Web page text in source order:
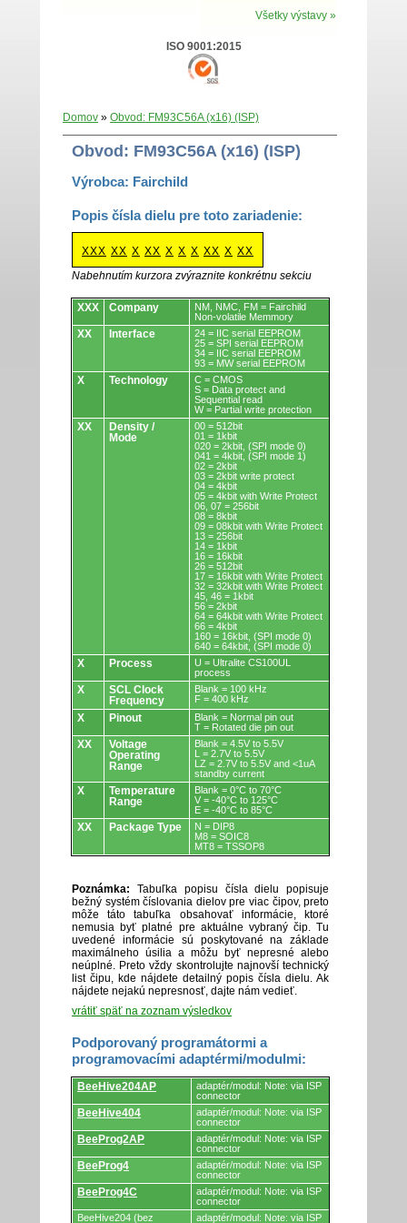
Všetky výstavy »
ISO 9001:2015
Domov » Obvod: FM93C56A (x16) (ISP)
Obvod: FM93C56A (x16) (ISP)
Výrobca: Fairchild
Popis čísla dielu pre toto zariadenie:
XXX XX X XX X X X XX X XX
Nabehnutím kurzora zvýraznite konkrétnu sekciu
Obvody.
XXX Company
NM, NMC, FM = Fairchild
Non-volatile Memmory
XX Interface
24 = IIC serial EEPROM
25 = SPI serial EEPROM
34 = IIC serial EEPROM
93 = MW serial EEPROM
X Technology
C = CMOS
S = Data protect and
Sequential read
W = Partial write protection
XX
Density /
Mode
00 = 512bit
01 = 1kbit
020 = 2kbit, (SPI mode 0)
041 = 4kbit, (SPI mode 1)
02 = 2kbit
03 = 2kbit write protect
04 = 4kbit
05 = 4kbit with Write Protect
06, 07 = 256bit
08 = 8kbit
09 = 08kbit with Write Protect
13 = 256bit
14 = 1kbit
16 = 16kbit
26 = 512bit
17 = 16kbit with Write Protect
32 = 32kbit with Write Protect
45, 46 = 1kbit
56 = 2kbit
64 = 64kbit with Write Protect
66 = 4kbit
160 = 16kbit, (SPI mode 0)
640 = 64kbit, (SPI mode 0)
X Process
U = Ultralite CS100UL
process
X
SCL Clock
Frequency
Blank = 100 kHz
F = 400 kHz
X Pinout
Blank = Normal pin out
T = Rotated die pin out
XX
Voltage
Operating
Range
Blank = 4.5V to 5.5V
L = 2.7V to 5.5V
LZ = 2.7V to 5.5V and <1uA
standby current
X
Temperature
Range
Blank = 0°C to 70°C
V = -40°C to 125°C
E = -40°C to 85°C
XX Package Type
N = DIP8
M8 = SOIC8
MT8 = TSSOP8
Poznámka: Tabuľka popisu čísla dielu popisuje
bežný systém číslovania dielov pre viac čipov, preto
môže táto tabuľka obsahovať informácie, ktoré
nemusia byť platné pre aktuálne vybraný čip. Tu
uvedené informácie sú poskytované na základe
maximálneho úsilia a môžu byť nepresné alebo
neúplné. Preto vždy skontrolujte najnovší technický
list čipu, kde nájdete detailný popis čísla dielu. Ak
nájdete nejakú nepresnosť, dajte nám vedieť.
vrátiť späť na zoznam výsledkov
Podporovaný programátormi a
programovacími adaptérmi/modulmi:
Podporovaný
programátormi
a
programovacími
BeeHive204AP
adaptér/modul: Note: via ISP
connector
BeeHive404
adaptér/modul: Note: via ISP
connector
BeeProg2AP
adaptér/modul: Note: via ISP
connector
BeeProg4
adaptér/modul: Note: via ISP
connector
BeeProg4C
adaptér/modul: Note: via ISP
connector
BeeHive204 (bez
adaptér/modul: Note: via ISP